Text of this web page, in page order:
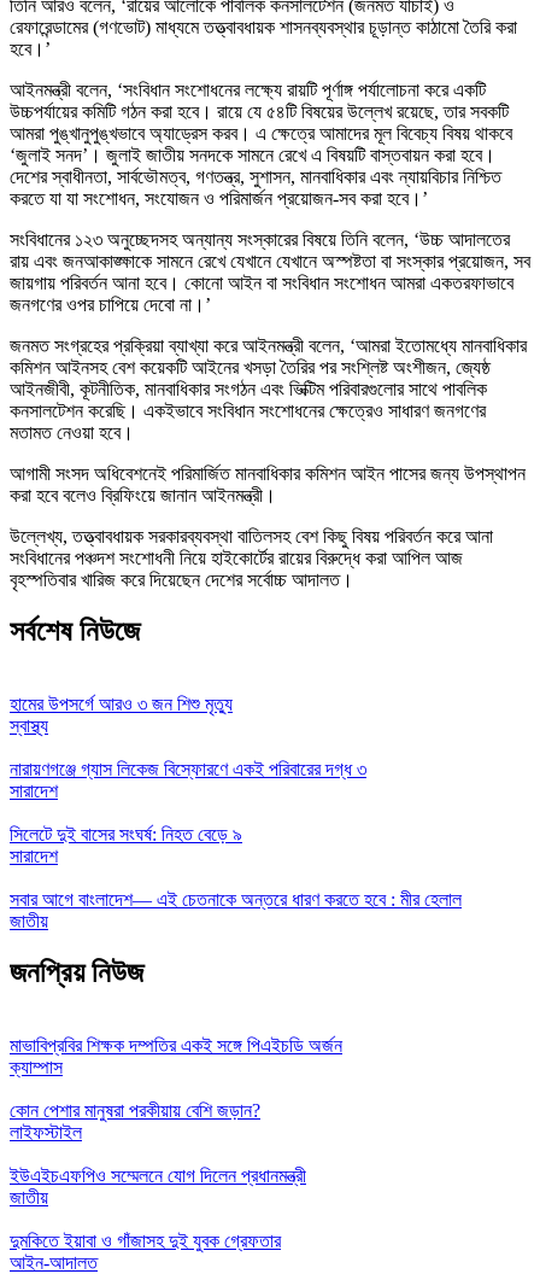
তিনি আরও বলেন, ‘রায়ের আলোকে পাবলিক কনসালটেশন (জনমত যাচাই) ও
রেফারেন্ডামের (গণভোট) মাধ্যমে তত্ত্বাবধায়ক শাসনব্যবস্থার চূড়ান্ত কাঠামো তৈরি করা
হবে।’
আইনমন্ত্রী বলেন, ‘সংবিধান সংশোধনের লক্ষ্যে রায়টি পূর্ণাঙ্গ পর্যালোচনা করে একটি
উচ্চপর্যায়ের কমিটি গঠন করা হবে। রায়ে যে ৫৪টি বিষয়ের উল্লেখ রয়েছে, তার সবকটি
আমরা পুঙ্খানুপুঙ্খভাবে অ্যাড্রেস করব। এ ক্ষেত্রে আমাদের মূল বিবেচ্য বিষয় থাকবে
‘জুলাই সনদ’। জুলাই জাতীয় সনদকে সামনে রেখে এ বিষয়টি বাস্তবায়ন করা হবে।
দেশের স্বাধীনতা, সার্বভৌমত্ব, গণতন্ত্র, সুশাসন, মানবাধিকার এবং ন্যায়বিচার নিশ্চিত
করতে যা যা সংশোধন, সংযোজন ও পরিমার্জন প্রয়োজন-সব করা হবে।’
সংবিধানের ১২৩ অনুচ্ছেদসহ অন্যান্য সংস্কারের বিষয়ে তিনি বলেন, ‘উচ্চ আদালতের
রায় এবং জনআকাঙ্ক্ষাকে সামনে রেখে যেখানে যেখানে অস্পষ্টতা বা সংস্কার প্রয়োজন, সব
জায়গায় পরিবর্তন আনা হবে। কোনো আইন বা সংবিধান সংশোধন আমরা একতরফাভাবে
জনগণের ওপর চাপিয়ে দেবো না।’
জনমত সংগ্রহের প্রক্রিয়া ব্যাখ্যা করে আইনমন্ত্রী বলেন, ‘আমরা ইতোমধ্যে মানবাধিকার
কমিশন আইনসহ বেশ কয়েকটি আইনের খসড়া তৈরির পর সংশ্লিষ্ট অংশীজন, জ্যেষ্ঠ
আইনজীবী, কূটনীতিক, মানবাধিকার সংগঠন এবং ভিক্টিম পরিবারগুলোর সাথে পাবলিক
কনসালটেশন করেছি। একইভাবে সংবিধান সংশোধনের ক্ষেত্রেও সাধারণ জনগণের
মতামত নেওয়া হবে।
আগামী সংসদ অধিবেশনেই পরিমার্জিত মানবাধিকার কমিশন আইন পাসের জন্য উপস্থাপন
করা হবে বলেও ব্রিফিংয়ে জানান আইনমন্ত্রী।
উল্লেখ্য, তত্ত্বাবধায়ক সরকারব্যবস্থা বাতিলসহ বেশ কিছু বিষয় পরিবর্তন করে আনা
সংবিধানের পঞ্চদশ সংশোধনী নিয়ে হাইকোর্টের রায়ের বিরুদ্ধে করা আপিল আজ
বৃহস্পতিবার খারিজ করে দিয়েছেন দেশের সর্বোচ্চ আদালত।
সর্বশেষ নিউজে
হামের উপসর্গে আরও ৩ জন শিশু মৃত্যু
স্বাস্থ্য
নারায়ণগঞ্জে গ্যাস লিকেজ বিস্ফোরণে একই পরিবারের দগ্ধ ৩
সারাদেশ
সিলেটে দুই বাসের সংঘর্ষ: নিহত বেড়ে ৯
সারাদেশ
সবার আগে বাংলাদেশ— এই চেতনাকে অন্তরে ধারণ করতে হবে : মীর হেলাল
জাতীয়
জনপ্রিয় নিউজ
মাভাবিপ্রবির শিক্ষক দম্পতির একই সঙ্গে পিএইচডি অর্জন
ক্যাম্পাস
কোন পেশার মানুষরা পরকীয়ায় বেশি জড়ান?
লাইফস্টাইল
ইউএইচএফপিও সম্মেলনে যোগ দিলেন প্রধানমন্ত্রী
জাতীয়
দুমকিতে ইয়াবা ও গাঁজাসহ দুই যুবক গ্রেফতার
আইন-আদালত